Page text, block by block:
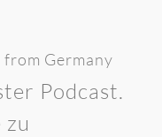
from Germany
Podcast.